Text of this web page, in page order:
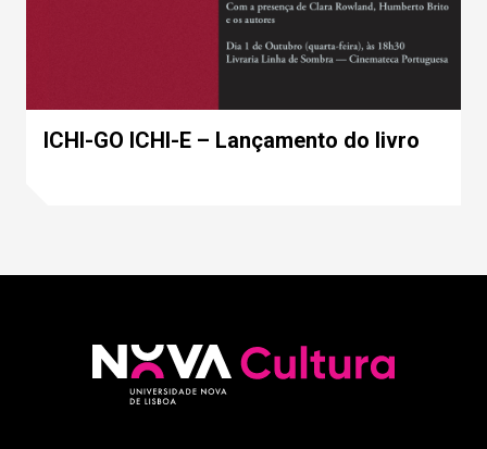
ICHI-GO ICHI-E – Lançamento do livro